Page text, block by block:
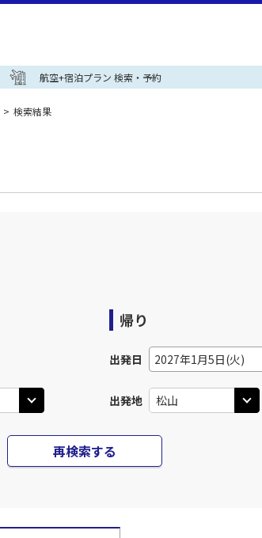
航空+宿泊プラン 検索・予約
> 検索結果
帰り
出発日 2027年1月5日(火)
出発地
再検索する